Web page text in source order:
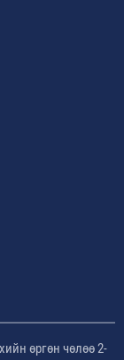
өргөн чөлөө 2-